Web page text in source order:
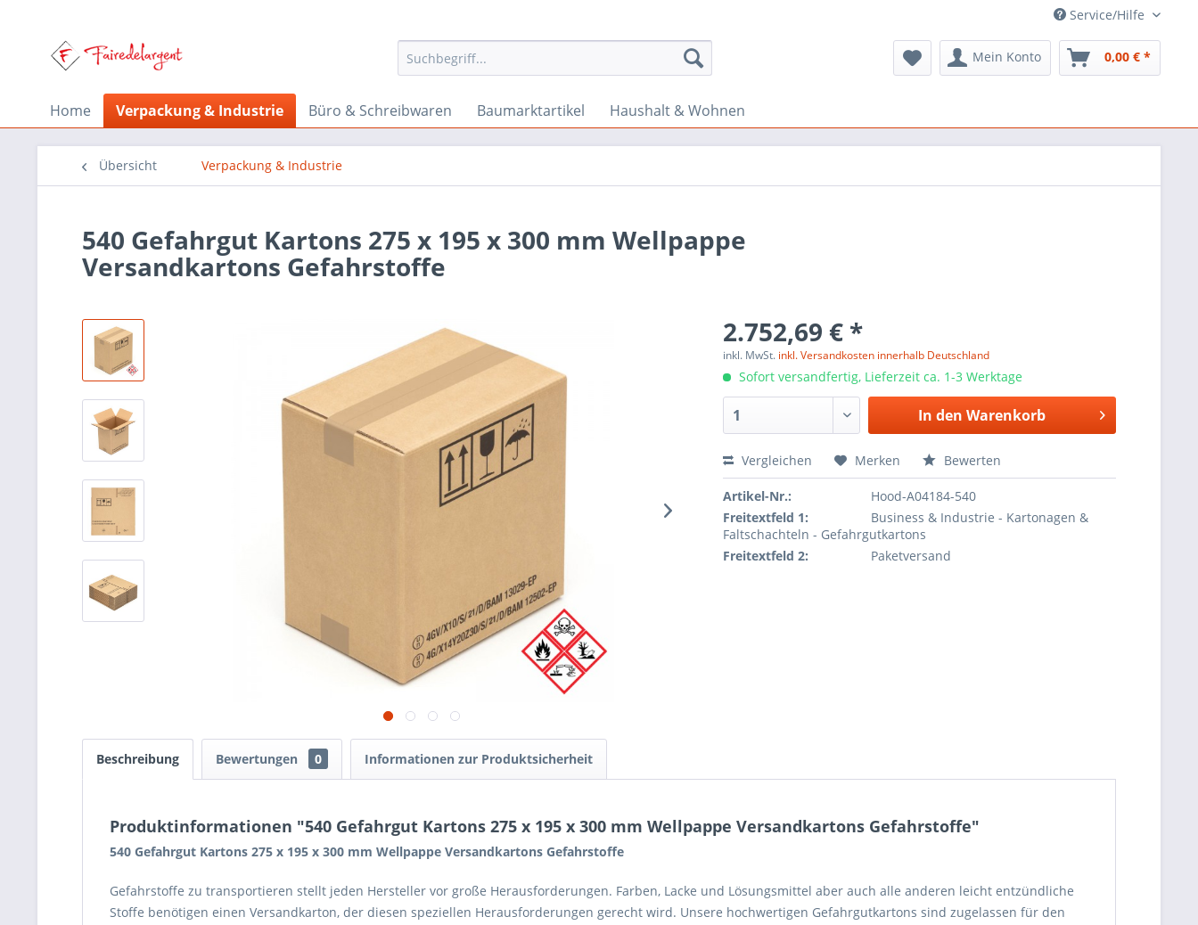
Service/Hilfe
Mein Konto 0,00 € *
Home Verpackung & Industrie Büro & Schreibwaren Baumarktartikel Haushalt & Wohnen
Übersicht Verpackung & Industrie
540 Gefahrgut Kartons 275 x 195 x 300 mm Wellpappe
Versandkartons Gefahrstoffe
2.752,69 € *
inkl. MwSt. inkl. Versandkosten innerhalb Deutschland
Sofort versandfertig, Lieferzeit ca. 1-3 Werktage
In den Warenkorb
Vergleichen Merken Bewerten
Artikel-Nr.:
Hood-A04184-540
Freitextfeld 1:
Business & Industrie - Kartonagen &
Faltschachteln - Gefahrgutkartons
Freitextfeld 2:
Paketversand
Beschreibung Bewertungen 0 Informationen zur Produktsicherheit
Produktinformationen "540 Gefahrgut Kartons 275 x 195 x 300 mm Wellpappe Versandkartons Gefahrstoffe"
540 Gefahrgut Kartons 275 x 195 x 300 mm Wellpappe Versandkartons Gefahrstoffe
Gefahrstoffe zu transportieren stellt jeden Hersteller vor große Herausforderungen. Farben, Lacke und Lösungsmittel aber auch alle anderen leicht entzündliche
Stoffe benötigen einen Versandkarton, der diesen speziellen Herausforderungen gerecht wird. Unsere hochwertigen Gefahrgutkartons sind zugelassen für den